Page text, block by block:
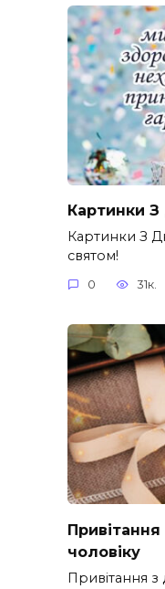
Картинки
Картинки З
святом!
0 31к.
чоловіку
Привітання